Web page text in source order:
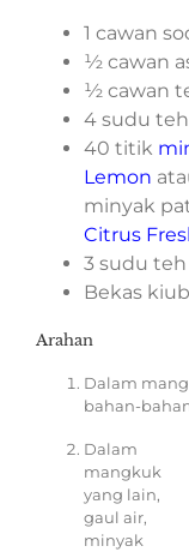
1 cawan
½ cawan
½ cawan
4 sudu
40 titik
Lemon
minyak
Citrus
3 sudu teh
Bekas
Arahan
Dalam
bahan-
Dalam
mangkuk
yang lain,
gaul air,
minyak